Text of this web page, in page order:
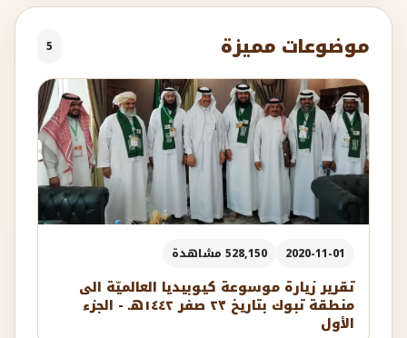
موضوعات مميزة 5
2020-11-01 528,150 مشاهدة
تقرير زيارة موسوعة كيوبيديا العالميّة الى
منطقة تبوك بتاريخ ٢٣ صفر ١٤٤٢هـ - الجزء
الأول